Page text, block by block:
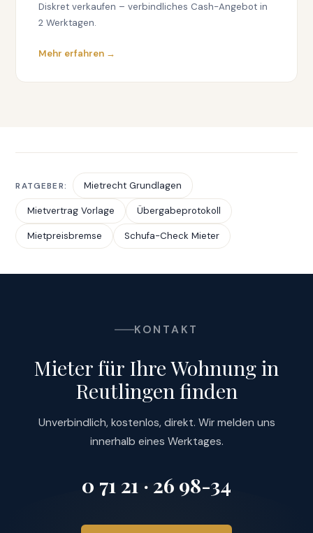
Diskret verkaufen – verbindliches Cash-Angebot in
2 Werktagen.
Mehr erfahren →
RATGEBER: Mietrecht Grundlagen
Mietvertrag Vorlage Übergabeprotokoll
Mietpreisbremse Schufa-Check Mieter
KONTAKT
Mieter für Ihre Wohnung in
Reutlingen finden
Unverbindlich, kostenlos, direkt. Wir melden uns
innerhalb eines Werktages.
0 71 21 · 26 98-34